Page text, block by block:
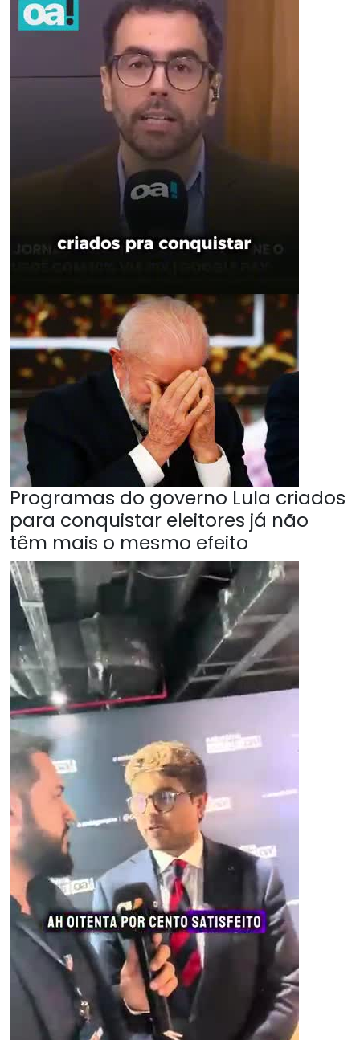
Programas do governo Lula criados
para conquistar eleitores já não
têm mais o mesmo efeito